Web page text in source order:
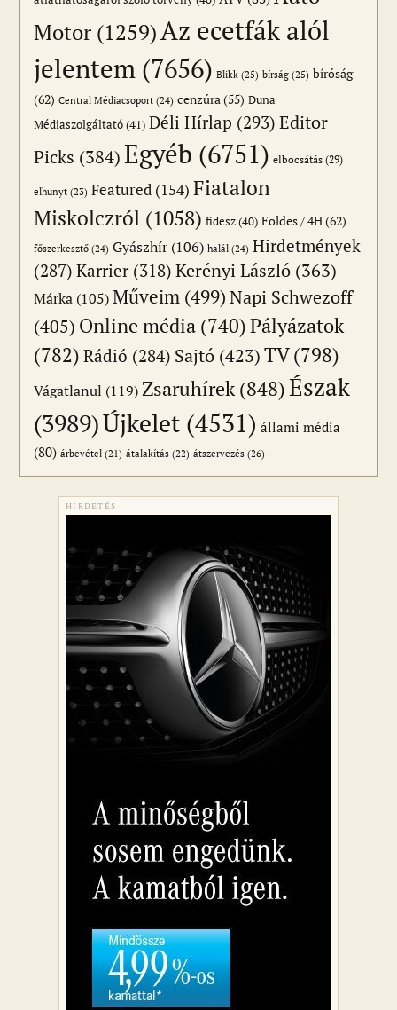
Motor (1259)Az ecetfák alól
jelentem (7656) Blikk (25) bírság (25) bíróság
(62) Central Médiacsoport (24) cenzúra(55) Duna
Médiaszolgáltató(41) Déli Hírlap (293) Editor
Picks (384)Egyéb (6751) elbocsátás (29)
elhunyt (23) Featured (154) Fiatalon
Miskolczról (1058) fidesz(40) Földes / 4H(62)
főszerkesztő (24) Gyászhír (106) halál (24) Hirdetmények
(287) Karrier(318) Kerényi László (363)
Márka (105) Műveim (499)Napi Schwezoff
(405) Online média (740)Pályázatok
(782) Rádió (284) Sajtó (423)TV(798)
Vágatlanul (119)Zsaruhírek(848)Észak
(3989)Újkelet (4531) állami média
(80) árbevétel (21) átalakítás (22) átszervezés (26)
HIRDETÉS